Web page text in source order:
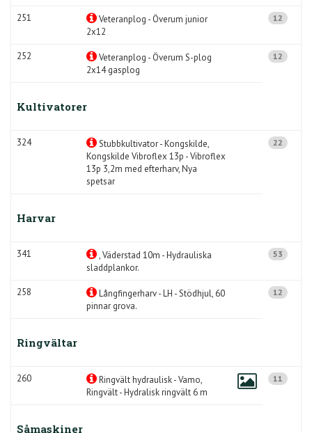
251
Veteranplog - Överum junior
2x12
12
252
Veteranplog - Överum S-plog
2x14 gasplog
12
Kultivatorer
324
Stubbkultivator - Kongskilde,
Kongskilde Vibroflex 13p - Vibroflex
13p 3,2m med efterharv, Nya
spetsar
22
Harvar
341
, Väderstad 10m - Hydrauliska
sladdplankor.
53
258
Långfingerharv - LH - Stödhjul, 60
pinnar grova.
12
Ringvältar
260
Ringvält hydraulisk - Vamo,
Ringvält - Hydralisk ringvält 6 m
11
Såmaskiner